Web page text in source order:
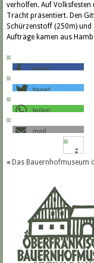
verholfen. Auf
Tracht präsentiert. Den
Schürzenstoff (250m) und
Aufträge kamen aus
teilen
tweet
teilen
mail
« Das Bauernhofmuseum